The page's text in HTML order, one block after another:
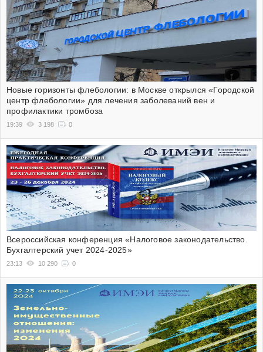
Новые горизонты флебологии: в Москве открылся «Городской
центр флебологии» для лечения заболеваний вен и
профилактики тромбоза
19:39 3 198 0
Всероссийская конференция «Налоговое законодательство.
Бухгалтерский учет 2024-2025»
23:13 10 290 0